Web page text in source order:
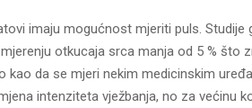
imaju mogućnost mjeriti puls. Studije
otkucaja srca manja od 5 % što
kao da se mjeri nekim medicinskim
intenziteta vježbanja, no za većinu